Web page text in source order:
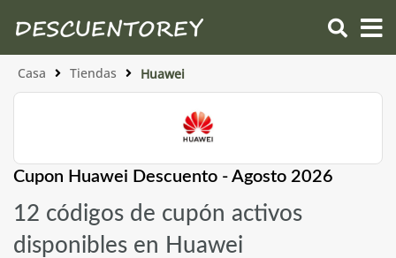
Casa Tiendas Huawei
Cupon Huawei Descuento - Agosto 2026
12 códigos de cupón activos
disponibles en Huawei